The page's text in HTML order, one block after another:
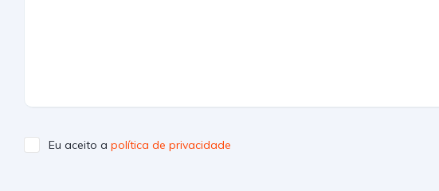
Eu aceito a política de privacidade